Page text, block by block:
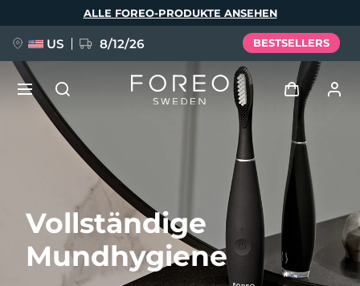
Vollständige
Mundhygiene
ALLE FOREO-PRODUKTE ANSEHEN
US 8/12/26 BESTSELLERS
Anmelden
Benutzerkonto
Meine Geräte
Meine Bestellungen
FAQ™ Pure Beauty-Tech Elixir
BREAKING NEWS
Sprache
English Deutsch
Español
Français
Italiano
Português
Svenska
Русский